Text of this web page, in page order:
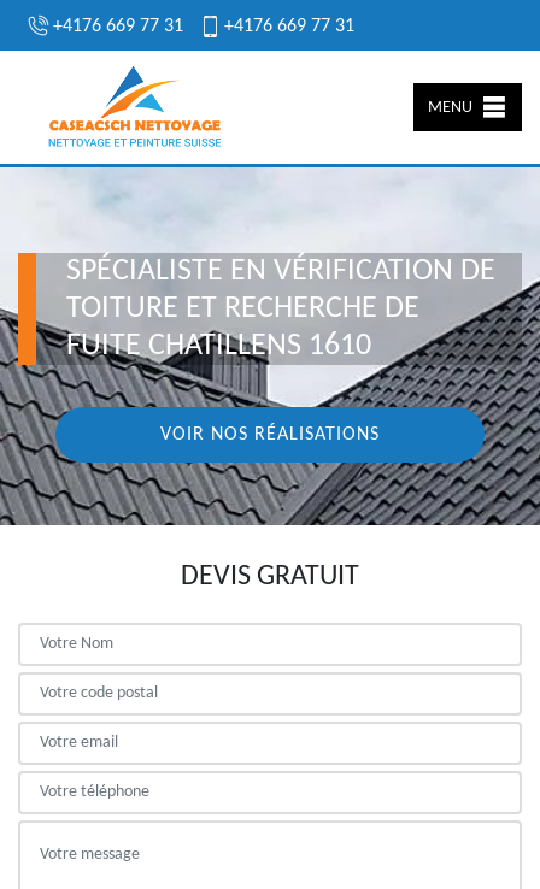
+4176 669 77 31 +4176 669 77 31
MENU
SPÉCIALISTE EN VÉRIFICATION DE
TOITURE ET RECHERCHE DE
FUITE CHATILLENS 1610
VOIR NOS RÉALISATIONS
DEVIS GRATUIT